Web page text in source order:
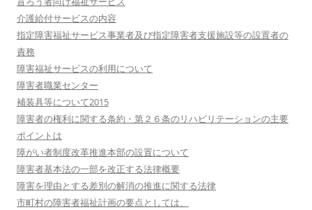
介護給付サービスの内容
指定障害福祉サービス事業者及び指定障害者支援施設等の設置者の
責務
障害福祉サービスの利用について
障害者職業センター
補装具等について2015
障害者の権利に関する条約・第２６条のリハビリテーションの主要
ポイントは
障がい者制度改革推進本部の設置について
障害者基本法の一部を改正する法律概要
障害を理由とする差別の解消の推進に関する法律
市町村の障害者福祉計画の要点としては、